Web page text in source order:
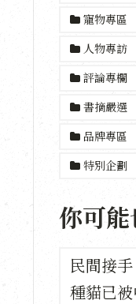
寵物專區
人物專訪
評論專欄
書摘嚴選
品牌專區
特別企劃
你可
民間接
種貓已